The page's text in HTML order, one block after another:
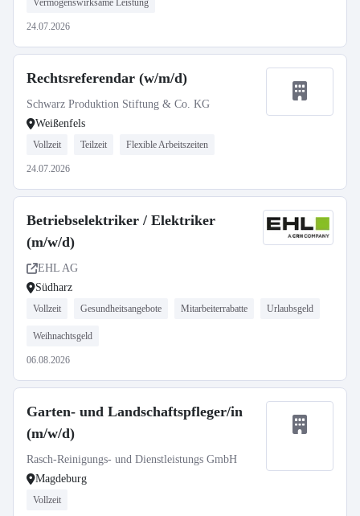
Vermögenswirksame Leistung
24.07.2026
Rechtsreferendar (w/m/d)
Schwarz Produktion Stiftung & Co. KG
Weißenfels
Vollzeit Teilzeit Flexible Arbeitszeiten
24.07.2026
Betriebselektriker / Elektriker
(m/w/d)
EHL AG
Südharz
Vollzeit Gesundheitsangebote Mitarbeiterrabatte Urlaubsgeld
Weihnachtsgeld
06.08.2026
Garten- und Landschaftspfleger/in
(m/w/d)
Rasch-Reinigungs- und Dienstleistungs GmbH
Magdeburg
Vollzeit